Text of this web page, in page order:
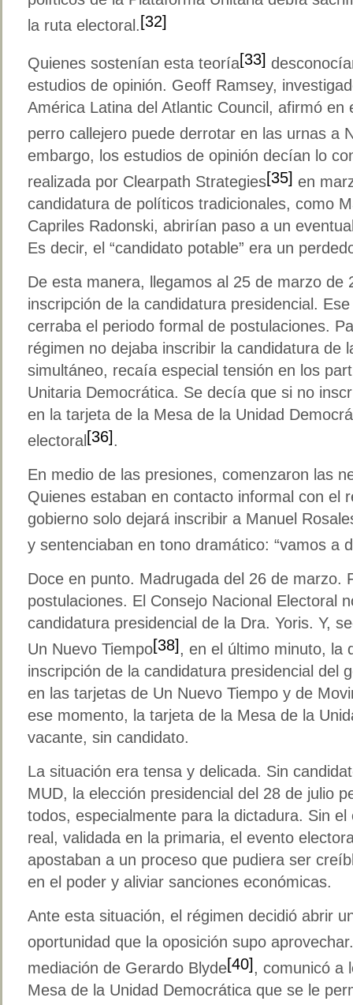
la ruta electoral.[32]
Quienes sostenían esta teoría[33]
estudios de opinión. Geoff Ramsey,
América Latina del Atlantic Council, afirmó en
perro callejero puede derrotar en las urnas a
embargo, los estudios de opinión decían lo
realizada por Clearpath Strategies[35] en
candidatura de políticos tradicionales, como
Capriles Radonski, abrirían paso a un
Es decir, el “candidato potable” era un
De esta manera, llegamos al 25 de marzo de
inscripción de la candidatura presidencial.
cerraba el periodo formal de postulaciones.
régimen no dejaba inscribir la candidatura de
simultáneo, recaía especial tensión en los
Unitaria Democrática. Se decía que si no
en la tarjeta de la Mesa de la Unidad
electoral[36].
En medio de las presiones, comenzaron las
Quienes estaban en contacto informal con el
gobierno solo dejará inscribir a Manuel
y sentenciaban en tono dramático: “vamos a
Doce en punto. Madrugada del 26 de marzo.
postulaciones. El Consejo Nacional Electoral
candidatura presidencial de la Dra. Yoris. Y,
Un Nuevo Tiempo[38], en el último minuto, la
inscripción de la candidatura presidencial del
en las tarjetas de Un Nuevo Tiempo y de
ese momento, la tarjeta de la Mesa de la
vacante, sin candidato.
La situación era tensa y delicada. Sin
MUD, la elección presidencial del 28 de julio
todos, especialmente para la dictadura. Sin
real, validada en la primaria, el evento
apostaban a un proceso que pudiera ser
en el poder y aliviar sanciones económicas.
Ante esta situación, el régimen decidió abrir
oportunidad que la oposición supo
mediación de Gerardo Blyde[40], comunicó a
Mesa de la Unidad Democrática que se le